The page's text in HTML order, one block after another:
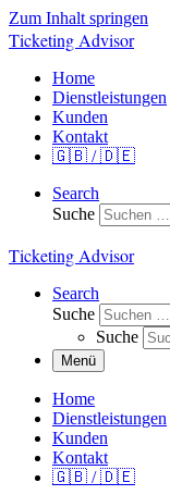
Zum Inhalt springen
Ticketing Advisor
Home
Dienstleistungen
Kunden
Kontakt
🇬🇧 / 🇩🇪
Search
Suche
Ticketing Advisor
Search
Suche
Suche
Menü
Home
Dienstleistungen
Kunden
Kontakt
🇬🇧 / 🇩🇪